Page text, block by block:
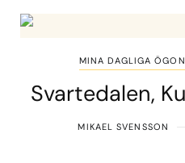
MINA DAGLIGA
Svartedalen,
MIKAEL SVENSSON